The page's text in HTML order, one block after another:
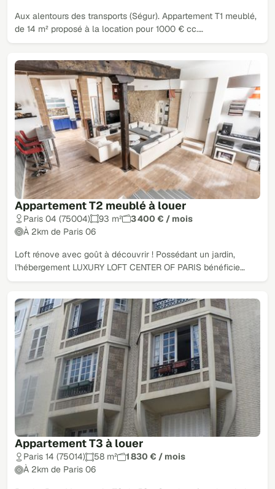
Aux alentours des transports (Ségur). Appartement T1 meublé,
de 14 m² proposé à la location pour 1000 € cc.…
Appartement T2 meublé à louer
Paris 04 (75004) 93 m²
3 400 € / mois
À 2km de Paris 06
Loft rénove avec goût à découvrir ! Possédant un jardin,
l'hébergement LUXURY LOFT CENTER OF PARIS bénéficie…
Appartement T3 à louer
Paris 14 (75014) 58 m²
1 830 € / mois
À 2km de Paris 06